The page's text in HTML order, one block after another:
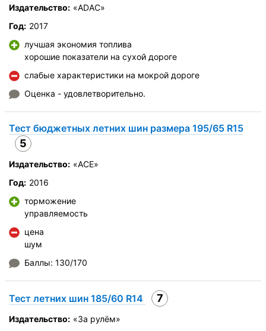
Издательство: «ADAC»
Год: 2017
лучшая экономия топлива
хорошие показатели на сухой дороге
слабые характеристики на мокрой дороге
Оценка - удовлетворительно.
Тест бюджетных летних шин размера 195/65 R15
5
Издательство: «ACE»
Год: 2016
торможение
управляемость
цена
шум
Баллы: 130/170
Тест летних шин 185/60 R14 7
Издательство: «За рулём»